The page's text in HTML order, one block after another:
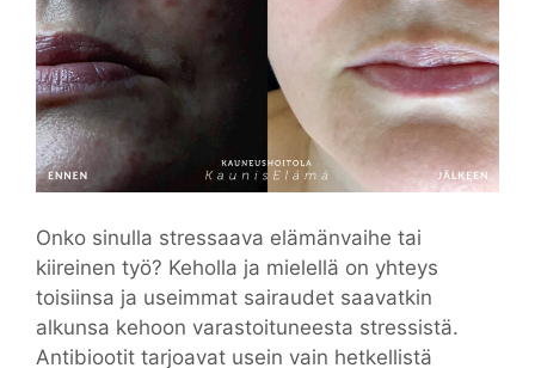
Onko sinulla stressaava elämänvaihe tai
kiireinen työ? Keholla ja mielellä on yhteys
toisiinsa ja useimmat sairaudet saavatkin
alkunsa kehoon varastoituneesta stressistä.
Antibiootit tarjoavat usein vain hetkellistä